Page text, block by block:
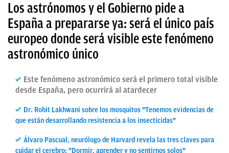
Los astrónomos y el Gobierno pide a
España a prepararse ya: será el único país
europeo donde será visible este fenómeno
astronómico único
Este fenómeno astronómico será el primero total visible
desde España, pero ocurrirá al atardecer
Dr. Rohit Lakhwani sobre los mosquitos "Tenemos evidencias de
que están desarrollando resistencia a los insecticidas"
Álvaro Pascual, neurólogo de Harvard revela las tres claves para
cuidar el cerebro: "Dormir, aprender y no sentirnos solos"